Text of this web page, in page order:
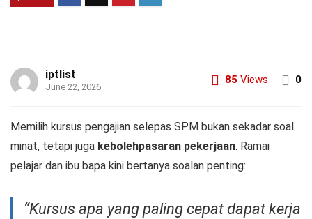
iptlist
June 22, 2026
85 Views 0
Memilih kursus pengajian selepas SPM bukan sekadar soal
minat, tetapi juga kebolehpasaran pekerjaan. Ramai
pelajar dan ibu bapa kini bertanya soalan penting:
“Kursus apa yang paling cepat dapat kerja